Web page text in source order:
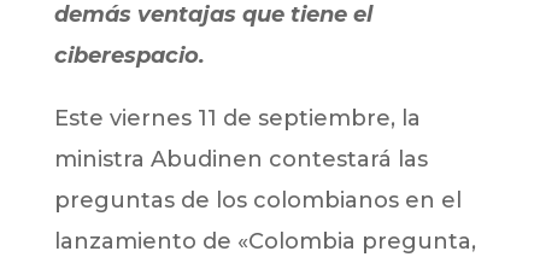
demás ventajas que tiene el
ciberespacio.
Este viernes 11 de septiembre, la
ministra Abudinen contestará las
preguntas de los colombianos en el
lanzamiento de «Colombia pregunta,